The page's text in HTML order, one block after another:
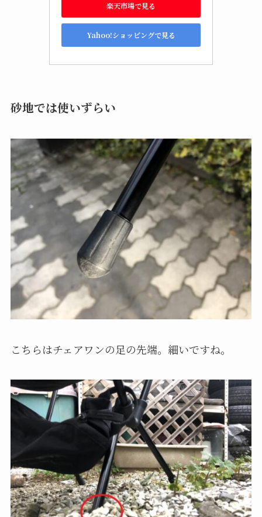
楽天市場で見る
Yahoo!ショッピングで見る
砂地では使いずらい
こちらはチェアワンの足の先端。細いですね。